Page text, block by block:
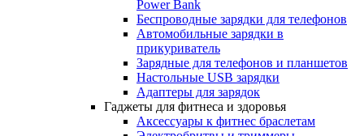
Power Bank
Беспроводные зарядки для телефонов
Автомобильные зарядки в
прикуриватель
Зарядные для телефонов и планшетов
Настольные USB зарядки
Адаптеры для зарядок
Гаджеты для фитнеса и здоровья
Аксессуары к фитнес браслетам